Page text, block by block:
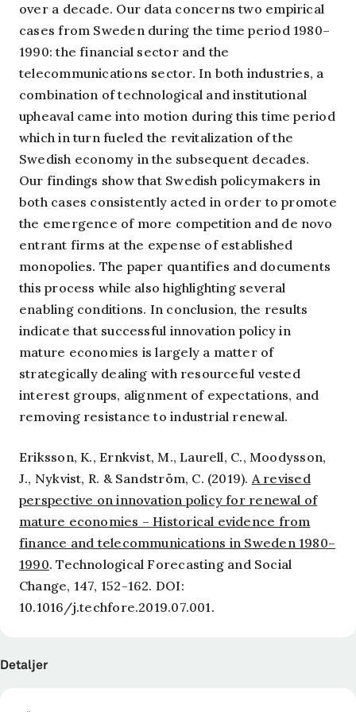
over a decade. Our data concerns two empirical
cases from Sweden during the time period 1980–
1990: the financial sector and the
telecommunications sector. In both industries, a
combination of technological and institutional
upheaval came into motion during this time period
which in turn fueled the revitalization of the
Swedish economy in the subsequent decades.
Our findings show that Swedish policymakers in
both cases consistently acted in order to promote
the emergence of more competition and de novo
entrant firms at the expense of established
monopolies. The paper quantifies and documents
this process while also highlighting several
enabling conditions. In conclusion, the results
indicate that successful innovation policy in
mature economies is largely a matter of
strategically dealing with resourceful vested
interest groups, alignment of expectations, and
removing resistance to industrial renewal.
Eriksson, K., Ernkvist, M., Laurell, C., Moodysson,
J., Nykvist, R. & Sandström, C. (2019). A revised
perspective on innovation policy for renewal of
mature economies – Historical evidence from
finance and telecommunications in Sweden 1980–
1990.Technological Forecasting and Social
Change, 147, 152-162. DOI:
10.1016/j.techfore.2019.07.001.
Detaljer